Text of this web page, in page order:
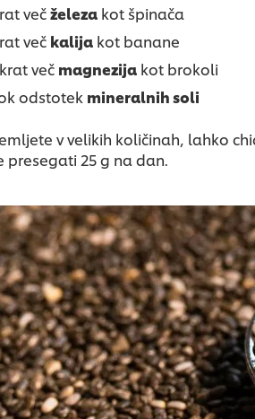
večželeza kot špinača
več kalija kot banane
več magnezija kot brokoli
odstotek mineralnih soli
v velikih količinah, lahko
presegati 25 g na dan.